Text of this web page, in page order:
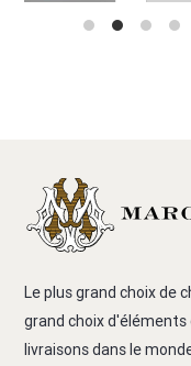
Le plus grand choix de
grand choix
livraisons dans le